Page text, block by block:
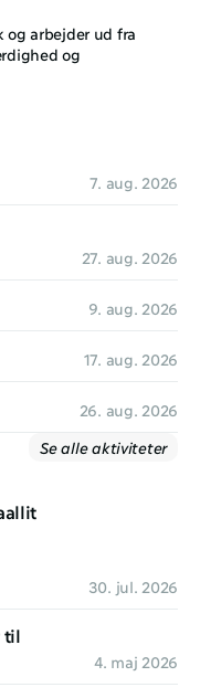
arbejder ud fra
og
7. aug. 2026
27. aug. 2026
9. aug. 2026
17. aug. 2026
26. aug. 2026
Se alle aktiviteter
30. jul. 2026
til
4. maj 2026